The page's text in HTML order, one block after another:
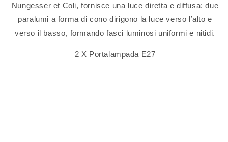
Nungesser et Coli, fornisce una luce diretta e diffusa: due
paralumi a forma di cono dirigono la luce verso l’alto e
verso il basso, formando fasci luminosi uniformi e nitidi.
2 X Portalampada E27